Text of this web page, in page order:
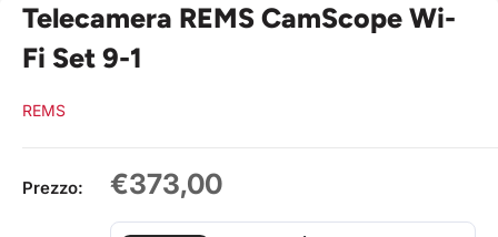
Telecamera REMS CamScope Wi-
Fi Set 9-1
REMS
Prezzo:
Prezzo
€373,00